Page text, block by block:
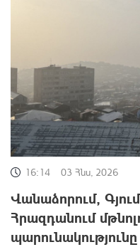
16:14 03 Հնս, 2026
Վանաձորում,
Հրազդանում